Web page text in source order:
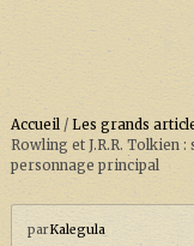
ACCUEIL
À PROPOS
Accueil/ Les grands
Rowling et J.R.R. Tolkien
personnage principal
parKalegula